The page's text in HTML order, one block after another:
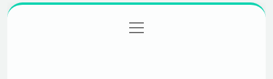
Gizlilik Politikası
menüyü
aç